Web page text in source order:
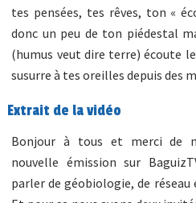
tes pensées, tes rêves, ton «
donc un peu de ton piédestal
(humus veut dire terre) écoute
susurre à tes oreilles depuis des
Extrait de la vidéo
Bonjour à tous et merci de
nouvelle émission sur
parler de géobiologie, de réseau